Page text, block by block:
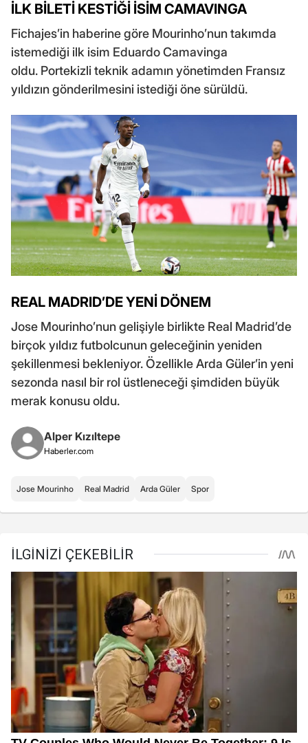
İLK BİLETİ KESTİĞİ İSİM CAMAVINGA
Fichajes’in haberine göre Mourinho’nun takımda
istemediği ilk isim Eduardo Camavinga
oldu. Portekizli teknik adamın yönetimden Fransız
yıldızın gönderilmesini istediği öne sürüldü.
REAL MADRID’DE YENİ DÖNEM
Jose Mourinho’nun gelişiyle birlikte Real Madrid’de
birçok yıldız futbolcunun geleceğinin yeniden
şekillenmesi bekleniyor. Özellikle Arda Güler’in yeni
sezonda nasıl bir rol üstleneceği şimdiden büyük
merak konusu oldu.
Alper Kızıltepe
Haberler.com
Jose Mourinho Real Madrid Arda Güler Spor